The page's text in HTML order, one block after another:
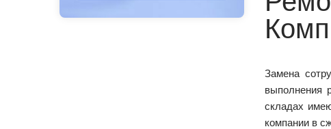
Замена
выполнения
складах
компании в